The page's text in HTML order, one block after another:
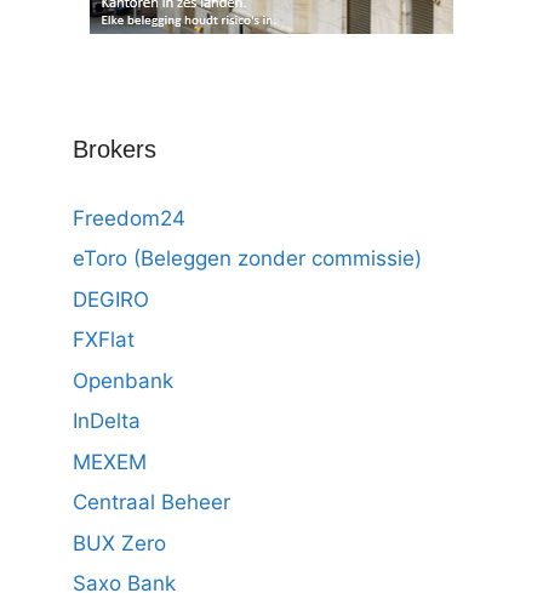
Brokers
Freedom24
eToro (Beleggen zonder commissie)
DEGIRO
FXFlat
Openbank
InDelta
MEXEM
Centraal Beheer
BUX Zero
Saxo Bank